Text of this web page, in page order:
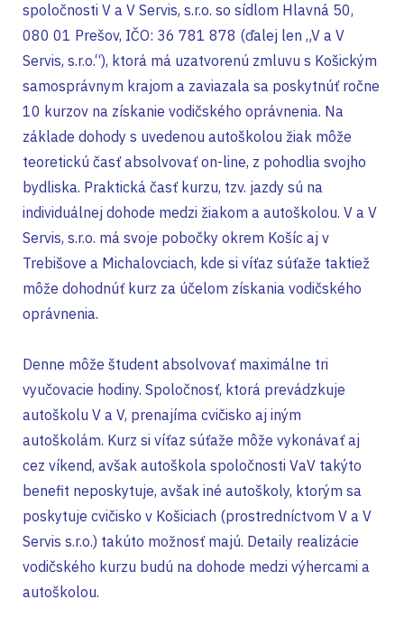
spoločnosti V a V Servis, s.r.o. so sídlom Hlavná 50,
080 01 Prešov, IČO: 36 781 878 (ďalej len „V a V
Servis, s.r.o.“), ktorá má uzatvorenú zmluvu s Košickým
samosprávnym krajom a zaviazala sa poskytnúť ročne
10 kurzov na získanie vodičského oprávnenia. Na
základe dohody s uvedenou autoškolou žiak môže
teoretickú časť absolvovať on-line, z pohodlia svojho
bydliska. Praktická časť kurzu, tzv. jazdy sú na
individuálnej dohode medzi žiakom a autoškolou. V a V
Servis, s.r.o. má svoje pobočky okrem Košíc aj v
Trebišove a Michalovciach, kde si víťaz súťaže taktiež
môže dohodnúť kurz za účelom získania vodičského
oprávnenia.
Denne môže študent absolvovať maximálne tri
vyučovacie hodiny. Spoločnosť, ktorá prevádzkuje
autoškolu V a V, prenajíma cvičisko aj iným
autoškolám. Kurz si víťaz súťaže môže vykonávať aj
cez víkend, avšak autoškola spoločnosti VaV takýto
benefit neposkytuje, avšak iné autoškoly, ktorým sa
poskytuje cvičisko v Košiciach (prostredníctvom V a V
Servis s.r.o.) takúto možnosť majú. Detaily realizácie
vodičského kurzu budú na dohode medzi výhercami a
autoškolou.